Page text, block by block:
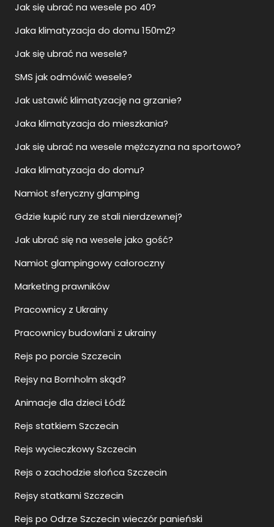
Jak się ubrać na wesele po 40?
Jaka klimatyzacja do domu 150m2?
Jak się ubrać na wesele?
SMS jak odmówić wesele?
Jak ustawić klimatyzację na grzanie?
Jaka klimatyzacja do mieszkania?
Jak się ubrać na wesele mężczyzna na sportowo?
Jaka klimatyzacja do domu?
Namiot sferyczny glamping
Gdzie kupić rury ze stali nierdzewnej?
Jak ubrać się na wesele jako gość?
Namiot glampingowy całoroczny
Marketing prawników
Pracownicy z Ukrainy
Pracownicy budowlani z ukrainy
Rejs po porcie Szczecin
Rejsy na Bornholm skąd?
Animacje dla dzieci Łódź
Rejs statkiem Szczecin
Rejs wycieczkowy Szczecin
Rejs o zachodzie słońca Szczecin
Rejsy statkami Szczecin
Rejs po Odrze Szczecin wieczór panieński